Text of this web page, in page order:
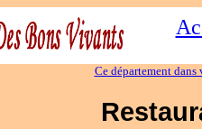
Ce département dans